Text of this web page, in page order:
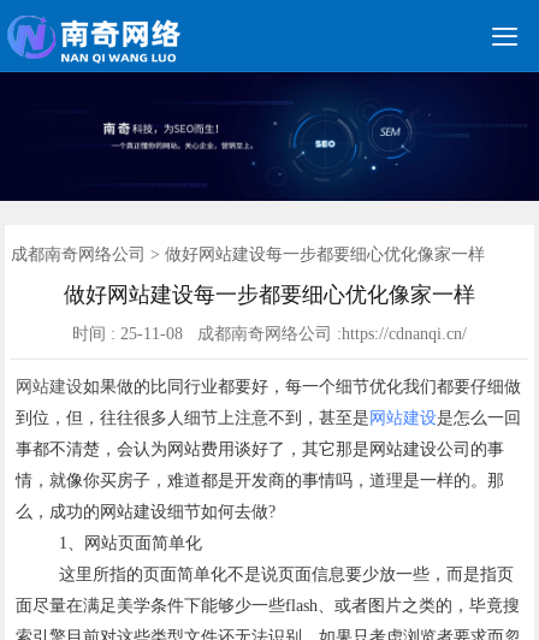

首页
网站建设
网站制作
关键词优化
朋友圈广告
竞价托管
网络营销
网络推广
软件开发
新媒体运营
成都南奇网络公司 > 做好网站建设每一步都要细心优化像家一样
做好网站建设每一步都要细心优化像家一样
时间 : 25-11-08 成都南奇网络公司 :https://cdnanqi.cn/
网站建设如果做的比同行业都要好，每一个细节优化我们都要仔细做
到位，但，往往很多人细节上注意不到，甚至是 网站建设是怎么一回
事都不清楚，会认为网站费用谈好了，其它那是网站建设公司的事
情，就像你买房子，难道都是开发商的事情吗，道理是一样的。那
么，成功的网站建设细节如何去做?
1、网站页面简单化
这里所指的页面简单化不是说页面信息要少放一些，而是指页
面尽量在满足美学条件下能够少一些flash、或者图片之类的，毕竟搜